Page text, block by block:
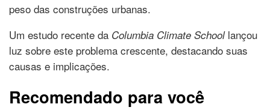
peso das construções urbanas.
Um estudo recente da Columbia Climate Schoollançou
luz sobre este problema crescente, destacando suas
causas e implicações.
Recomendado para você